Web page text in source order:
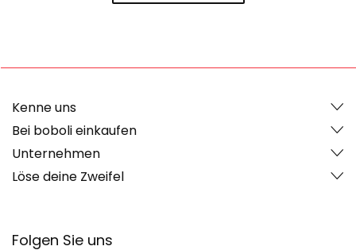
Folgen Sie uns
Kenne uns
Bei boboli einkaufen
Unternehmen
Löse deine Zweifel